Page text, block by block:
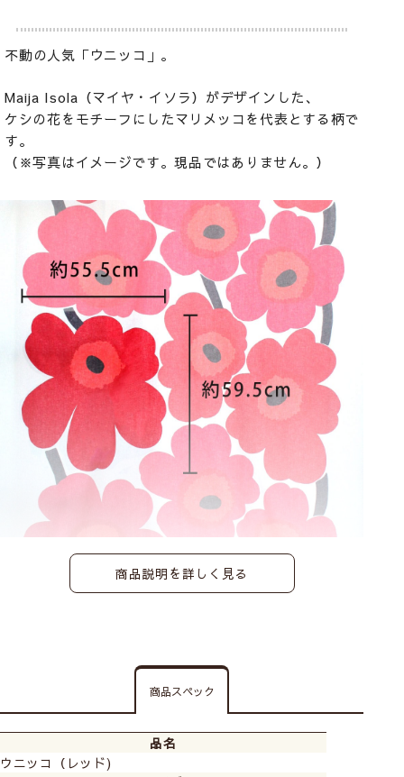
不動の人気「ウニッコ」。
Maija Isola（マイヤ・イソラ）がデザインした、
ケシの花をモチーフにしたマリメッコを代表とする柄で
す。
（※写真はイメージです。現品ではありません。）
商品説明を詳しく見る
商品スペック
品名
ウニッコ（レッド)